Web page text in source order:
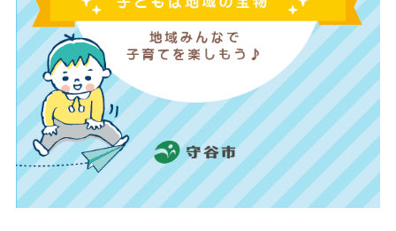
も
り
子
ど
も
は
地